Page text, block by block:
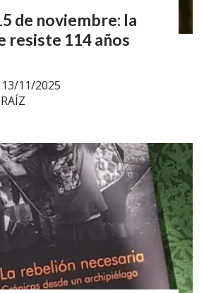
de noviembre: la
resiste 114 años
13/11/2025